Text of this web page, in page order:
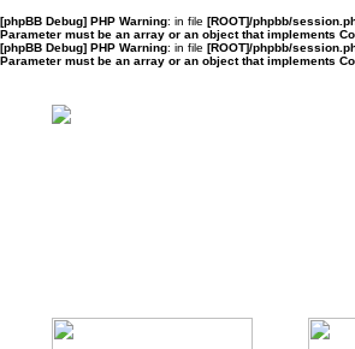
[phpBB Debug] PHP Warning: in file [ROOT]/phpbb/
Parameter must be an array or an object that implements
[phpBB Debug] PHP Warning: in file [ROOT]/phpbb/
Parameter must be an array or an object that implements